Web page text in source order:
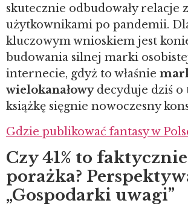
skutecznie odbudowały relacje z
użytkownikami po pandemii.
kluczowym wnioskiem jest
budowania silnej marki
internecie, gdyż to właśnie
wielokanałowydecyduje dziś o
książkę sięgnie nowoczesny
Gdzie publikować fantasy w
Czy 41% to faktycznie
porażka?
„Gospodarki uwagi”